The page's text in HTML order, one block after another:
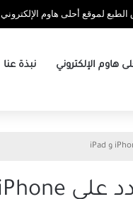
الطبع لموقع أحلى هاوم الإلكتروني
هاوم الإلكتروني نبذة عنا